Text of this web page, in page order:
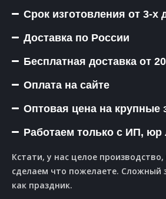
Срок изготовления от 3-х
Доставка по России
Бесплатная доставка от
Оплата на сайте
Оптовая цена на крупные
Работаем только с ИП, юр
Кстати, у нас целое
сделаем что пожелаете. Сложный
как праздник.